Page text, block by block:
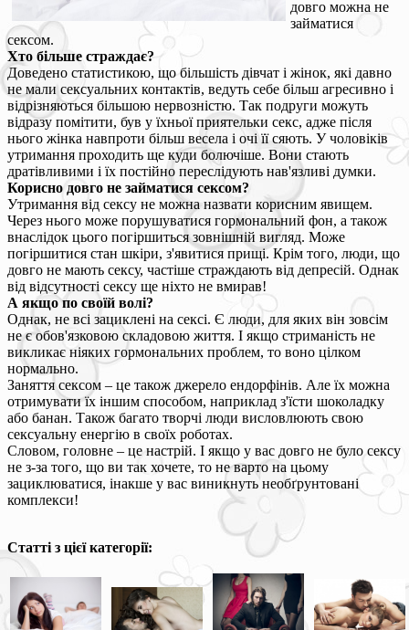
довго можна не
займатися
сексом.
Хто більше страждає?
Доведено статистикою, що більшість дівчат і жінок, які давно
не мали сексуальних контактів, ведуть себе більш агресивно і
відрізняються більшою нервозністю. Так подруги можуть
відразу помітити, був у їхньої приятельки секс, адже після
нього жінка навпроти більш весела і очі її сяють. У чоловіків
утримання проходить ще куди болючіше. Вони стають
дратівливими і їх постійно переслідують нав'язливі думки.
Корисно довго не займатися сексом?
Утримання від сексу не можна назвати корисним явищем.
Через нього може порушуватися гормональний фон, а також
внаслідок цього погіршиться зовнішній вигляд. Може
погіршитися стан шкіри, з'явитися прищі. Крім того, люди, що
довго не мають сексу, частіше страждають від депресій. Однак
від відсутності сексу ще ніхто не вмирав!
А якщо по своїй волі?
Однак, не всі зациклені на сексі. Є люди, для яких він зовсім
не є обов'язковою складовою життя. І якщо стриманість не
викликає ніяких гормональних проблем, то воно цілком
нормально.
Заняття сексом – це також джерело ендорфінів. Але їх можна
отримувати їх іншим способом, наприклад з'їсти шоколадку
або банан. Також багато творчі люди висловлюють свою
сексуальну енергію в своїх роботах.
Словом, головне – це настрій. І якщо у вас довго не було сексу
не з-за того, що ви так хочете, то не варто на цьому
зациклюватися, інакше у вас виникнуть необґрунтовані
комплекси!
Статті з цієї категорії: